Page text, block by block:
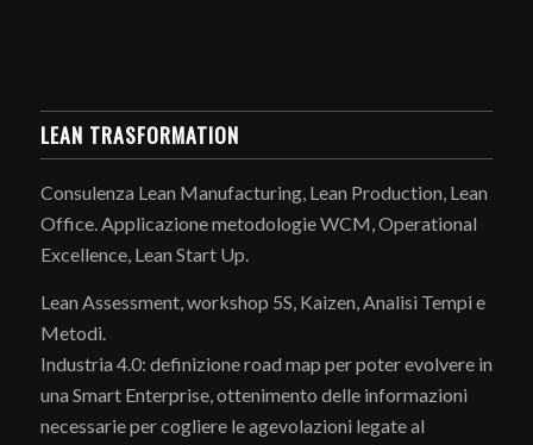
LEAN TRASFORMATION
Consulenza Lean Manufacturing, Lean Production, Lean
Office. Applicazione metodologie WCM, Operational
Excellence, Lean Start Up.
Lean Assessment, workshop 5S, Kaizen, Analisi Tempi e
Metodi.
Industria 4.0: definizione road map per poter evolvere in
una Smart Enterprise, ottenimento delle informazioni
necessarie per cogliere le agevolazioni legate al